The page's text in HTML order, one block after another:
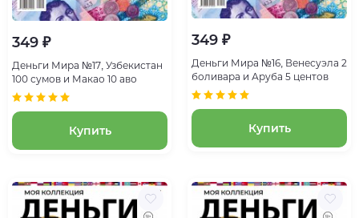
349 ₽
Деньги Мира №17, Узбекистан
100 сумов и Макао 10 аво
Купить
349 ₽
Деньги Мира №16, Венесуэла 2
боливара и Аруба 5 центов
Купить